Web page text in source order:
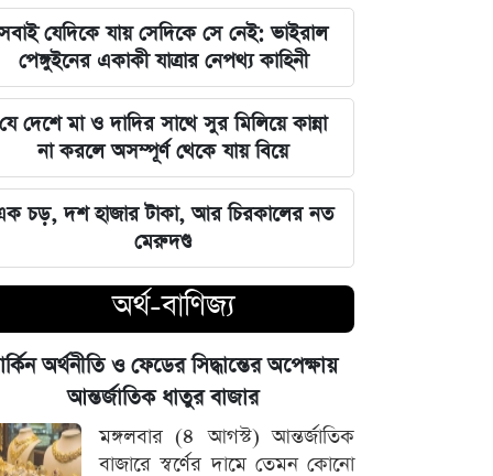
জুলাই স্মৃতি জাদুঘর উদ্বোধন করলেন
প্রধানমন্ত্রী তারেক রহমান
মার্কিন ক্ষেপণাস্ত্র মজুত নিয়ে নতুন তথ্য, কী
বলছে সিএনএন
সালমানের অবয়ব পরিবর্তনের আসল কারণ
ও ষাটোর্ধ্বদের ওজন কমানোর সঠিক নিয়ম
৫ আগস্ট বিজয়ের দিন, ভিন্নমত যেন
শত্রুতায় রূপ না নেয়: প্রধানমন্ত্রী তারেক
রহমান
নিজস্ব অর্থায়নে খালের ওপর বাঁশের সাঁকো
বানিয়ে দিলেন ইউপি চেয়ারম্যান পদপ্রার্থী
শেখ আলমগীর
যেদিকে যায় সেদিকে সে নেই: ভাইরাল
পেঙ্গুইনের একাকী যাত্রার নেপথ্য কাহিনী
যে দেশে মা ও দাদির সাথে সুর মিলিয়ে কান্না
না করলে অসম্পূর্ণ থেকে যায় বিয়ে
চড়, দশ হাজার টাকা, আর চিরকালের নত
মেরুদণ্ড
অর্থ-বাণিজ্য
অর্থনীতি ও ফেডের সিদ্ধান্তের অপেক্ষায়
আন্তর্জাতিক ধাতুর বাজার
মঙ্গলবার (৪ আগস্ট) আন্তর্জাতিক
বাজারে স্বর্ণের দামে তেমন কোনো